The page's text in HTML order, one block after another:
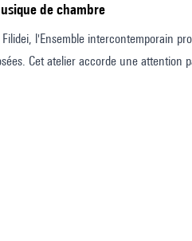
de chambre
l'Ensemble intercontemporain
Cet atelier accorde une